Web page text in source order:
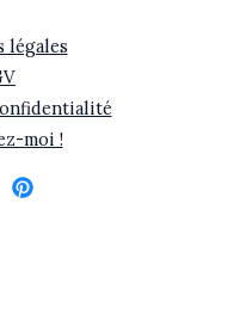
légales
moi !